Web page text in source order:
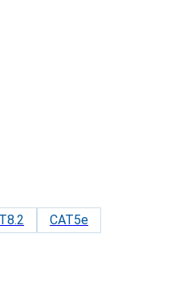
CAT5e